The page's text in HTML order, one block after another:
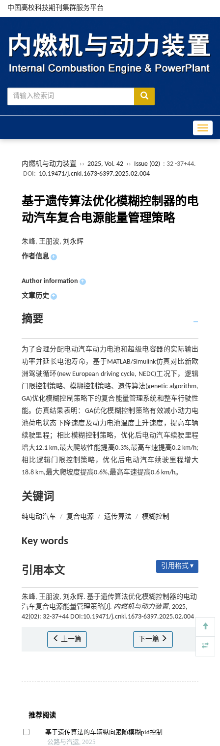
中国高校科技期刊集群服务平台
内燃机与动力装置 ›› 2025, Vol. 42 ›› Issue (02) : 32 -37+44.
DOI: 10.19471/j.cnki.1673-6397.2025.02.004
基于遗传算法优化模糊控制器的电
动汽车复合电源能量管理策略
朱峰, 王朋波, 刘永辉
作者信息 +
Author information +
文章历史 +
摘要
为了合理分配电动汽车动力电池和超级电容器的实际输出
功率并延长电池寿命，基于MATLAB/Simulink仿真对比新欧
洲驾驶循环(new European driving cycle, NEDC)工况下，逻辑
门限控制策略、模糊控制策略、遗传算法(genetic algorithm,
GA)优化模糊控制策略下的复合能量管理系统和整车行驶性
能。仿真结果表明：GA优化模糊控制策略有效减小动力电
池荷电状态下降速度及动力电池温度上升速度，提高车辆
续驶里程；相比模糊控制策略，优化后电动汽车续驶里程
增大12.1 km,最大爬坡性能提高0.3%,最高车速提高0.2 km/h;
相比逻辑门限控制策略，优化后电动汽车续驶里程增大
18.8 km,最大爬坡度提高0.6%,最高车速提高0.6 km/h。
关键词
纯电动汽车 / 复合电源 / 遗传算法 / 模糊控制
Key words
引用本文 引用格式 ▾
朱峰, 王朋波, 刘永辉. 基于遗传算法优化模糊控制器的电动
汽车复合电源能量管理策略[J]. 内燃机与动力装置, 2025,
42(02): 32-37+44 DOI:10.19471/j.cnki.1673-6397.2025.02.004
上一篇 下一篇